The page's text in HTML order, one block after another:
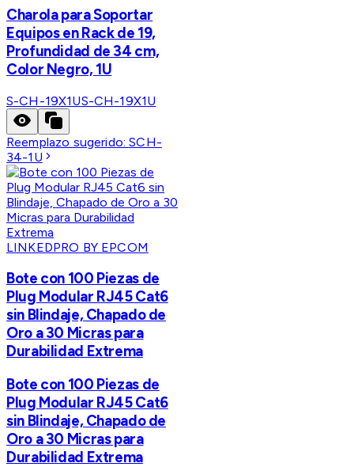
Charola para Soportar
Equipos en Rack de 19,
Profundidad de 34 cm,
Color Negro, 1U
S-CH-19X1US-CH-19X1U
Reemplazo sugerido:SCH-
34-1U
LINKEDPRO BY EPCOM
Bote con 100 Piezas de
Plug Modular RJ45 Cat6
sin Blindaje, Chapado de
Oro a 30 Micras para
Durabilidad Extrema
Bote con 100 Piezas de
Plug Modular RJ45 Cat6
sin Blindaje, Chapado de
Oro a 30 Micras para
Durabilidad Extrema